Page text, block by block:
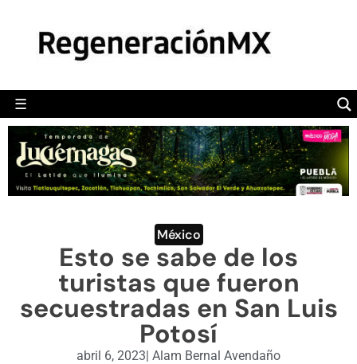
☰
POLÍTICA
CAMALEÓN
OPINIÓN
DEPORTES
ENGLISH SECTION
VIDEOS
México
Esto se sabe de los
turistas que fueron
secuestradas en San Luis
Potosí
abril 6, 2023| Alam Bernal Avendaño